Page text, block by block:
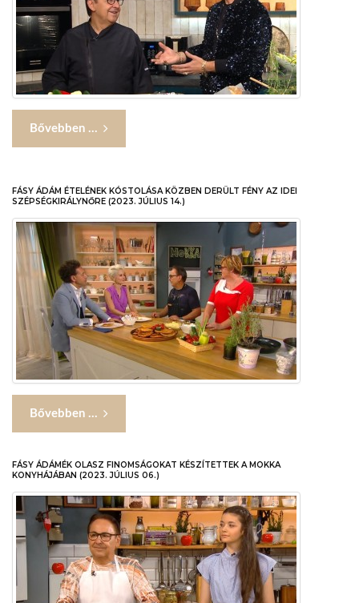
Bővebben ...
FÁSY ÁDÁM ÉTELÉNEK KÓSTOLÁSA KÖZBEN DERÜLT FÉNY AZ IDEI
SZÉPSÉGKIRÁLYNŐRE (2023. JÚLIUS 14.)
Bővebben ...
FÁSY ÁDÁMÉK OLASZ FINOMSÁGOKAT KÉSZÍTETTEK A MOKKA
KONYHÁJÁBAN (2023. JÚLIUS 06.)